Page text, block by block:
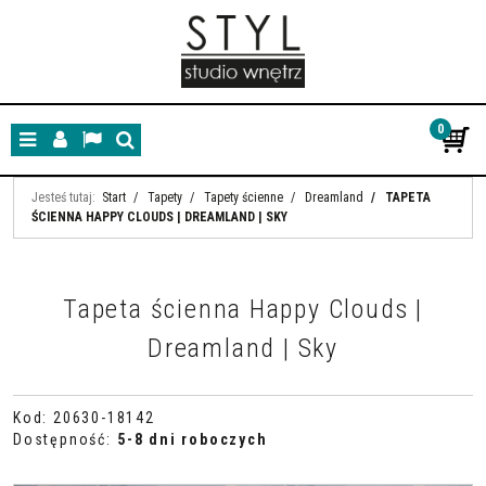
MenuPanelLangSzukaj
0
Jesteś tutaj: Start / Tapety / Tapety ścienne / Dreamland /
TAPETA
ŚCIENNA HAPPY CLOUDS | DREAMLAND | SKY
Tapeta ścienna Happy Clouds |
Dreamland | Sky
Kod : 20630-18142
Dostępność: 5-8 dni roboczych